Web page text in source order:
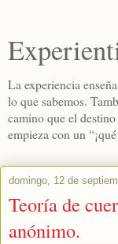
La experiencia
lo que sabemos.
camino que el
empieza con un
domingo, 12 de
Teoría de
anónimo.